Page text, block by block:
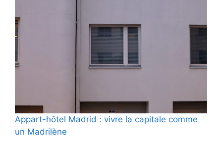
Appart-hôtel Madrid : vivre la capitale comme
un Madrilène